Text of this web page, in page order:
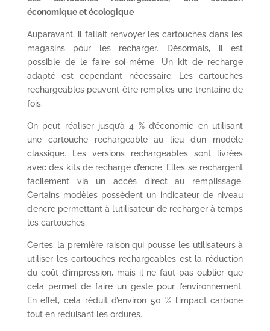
économique et écologique
Auparavant, il fallait renvoyer les cartouches dans les
magasins pour les recharger. Désormais, il est
possible de le faire soi-même. Un kit de recharge
adapté est cependant nécessaire. Les cartouches
rechargeables peuvent être remplies une trentaine de
fois.
On peut réaliser jusqu’à 4 % d’économie en utilisant
une cartouche rechargeable au lieu d’un modèle
classique. Les versions rechargeables sont livrées
avec des kits de recharge d’encre. Elles se rechargent
facilement via un accès direct au remplissage.
Certains modèles possèdent un indicateur de niveau
d’encre permettant à l’utilisateur de recharger à temps
les cartouches.
Certes, la première raison qui pousse les utilisateurs à
utiliser les cartouches rechargeables est la réduction
du coût d’impression, mais il ne faut pas oublier que
cela permet de faire un geste pour l’environnement.
En effet, cela réduit d’environ 50 % l’impact carbone
tout en réduisant les ordures.